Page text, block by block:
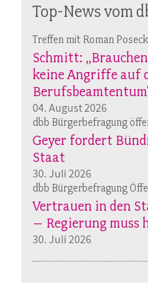
Top-News vom
Treffen mit Roman Poseck
Schmitt:
keine Angriffe auf
04. August 2026
dbb Bürgerbefragung
Geyer fordert
Staat
30. Juli 2026
dbb Bürgerbefragung
Vertrauen in den
– Regierung muss
30. Juli 2026